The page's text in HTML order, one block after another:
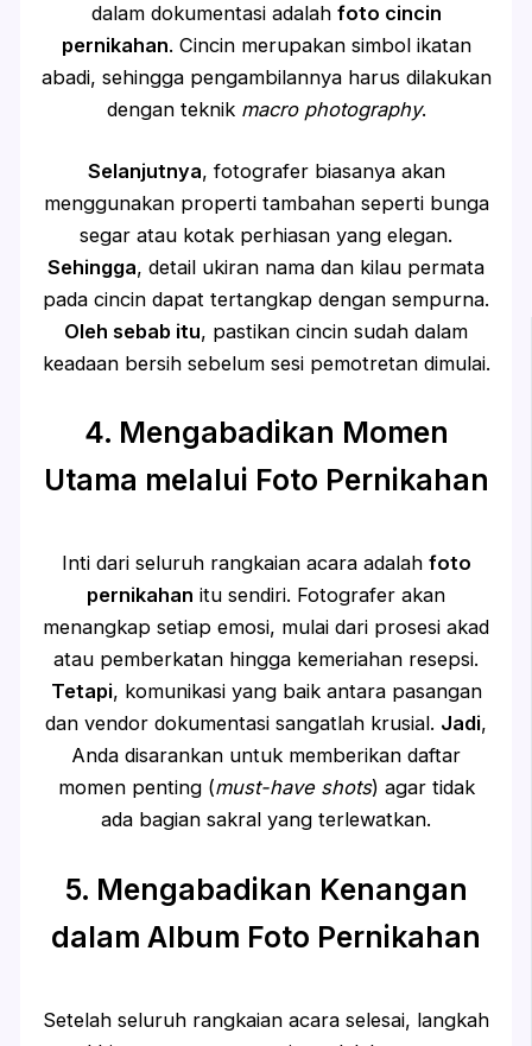
dalam dokumentasi adalah foto cincin
pernikahan. Cincin merupakan simbol ikatan
abadi, sehingga pengambilannya harus dilakukan
dengan teknik macro photography.
Selanjutnya, fotografer biasanya akan
menggunakan properti tambahan seperti bunga
segar atau kotak perhiasan yang elegan.
Sehingga, detail ukiran nama dan kilau permata
pada cincin dapat tertangkap dengan sempurna.
Oleh sebab itu, pastikan cincin sudah dalam
keadaan bersih sebelum sesi pemotretan dimulai.
4. Mengabadikan Momen
Utama melalui Foto Pernikahan
Inti dari seluruh rangkaian acara adalah foto
pernikahan itu sendiri. Fotografer akan
menangkap setiap emosi, mulai dari prosesi akad
atau pemberkatan hingga kemeriahan resepsi.
Tetapi, komunikasi yang baik antara pasangan
dan vendor dokumentasi sangatlah krusial. Jadi,
Anda disarankan untuk memberikan daftar
momen penting (must-have shots) agar tidak
ada bagian sakral yang terlewatkan.
5. Mengabadikan Kenangan
dalam Album Foto Pernikahan
Setelah seluruh rangkaian acara selesai, langkah